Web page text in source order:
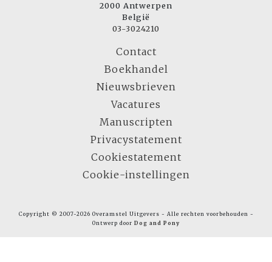
2000 Antwerpen
België
03-3024210
Contact
Boekhandel
Nieuwsbrieven
Vacatures
Manuscripten
Privacystatement
Cookiestatement
Cookie-instellingen
Copyright © 2007-2026 Overamstel Uitgevers - Alle rechten voorbehouden -
Ontwerp door Dog and Pony